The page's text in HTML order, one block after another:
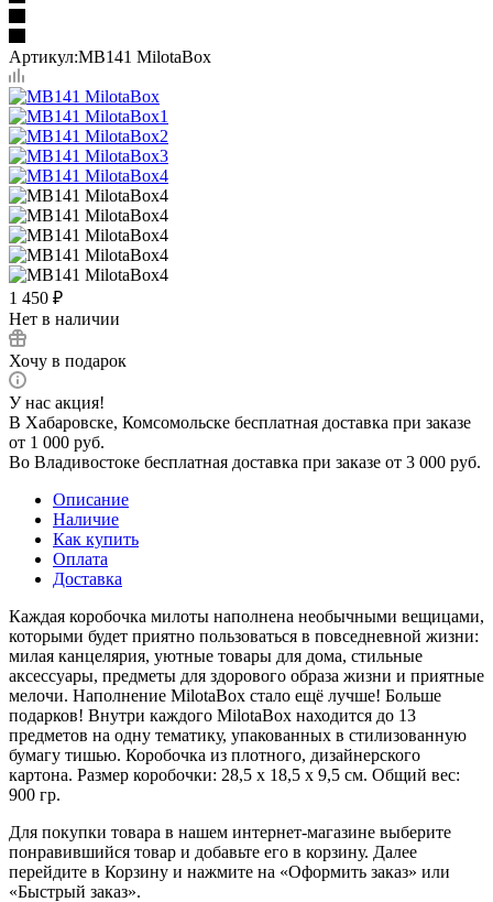
Артикул:MB141 MilotaBox
1 450 ₽
Нет в наличии
Хочу в подарок
У нас акция!
В Хабаровске, Комсомольске бесплатная доставка при заказе
от 1 000 руб.
Во Владивостоке бесплатная доставка при заказе от 3 000 руб.
Описание
Наличие
Как купить
Оплата
Доставка
Каждая коробочка милоты наполнена необычными вещицами,
которыми будет приятно пользоваться в повседневной жизни:
милая канцелярия, уютные товары для дома, стильные
аксессуары, предметы для здорового образа жизни и приятные
мелочи. Наполнение MilotaBox стало ещё лучше! Больше
подарков! Внутри каждого MilotaBox находится до 13
предметов на одну тематику, упакованных в стилизованную
бумагу тишью. Коробочка из плотного, дизайнерского
картона. Размер коробочки: 28,5 х 18,5 х 9,5 см. Общий вес:
900 гр.
Для покупки товара в нашем интернет-магазине выберите
понравившийся товар и добавьте его в корзину. Далее
перейдите в Корзину и нажмите на «Оформить заказ» или
«Быстрый заказ».